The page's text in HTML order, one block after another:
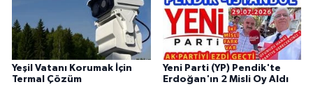
Yeşil Vatanı Korumak İçin
Termal Çözüm
Yeni Parti (YP) Pendik'te
Erdoğan'ın 2 Misli Oy Aldı